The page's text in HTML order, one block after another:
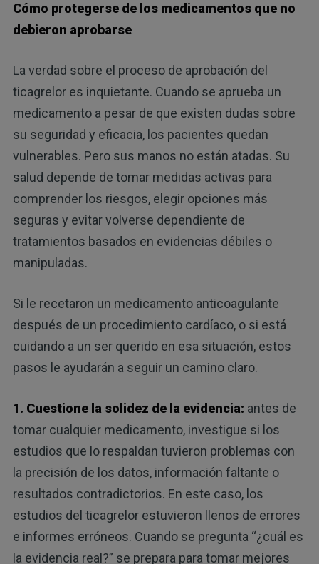
Cómo protegerse de los medicamentos que no
debieron aprobarse
La verdad sobre el proceso de aprobación del
ticagrelor es inquietante. Cuando se aprueba un
medicamento a pesar de que existen dudas sobre
su seguridad y eficacia, los pacientes quedan
vulnerables. Pero sus manos no están atadas. Su
salud depende de tomar medidas activas para
comprender los riesgos, elegir opciones más
seguras y evitar volverse dependiente de
tratamientos basados en evidencias débiles o
manipuladas.
Si le recetaron un medicamento anticoagulante
después de un procedimiento cardíaco, o si está
cuidando a un ser querido en esa situación, estos
pasos le ayudarán a seguir un camino claro.
1. Cuestione la solidez de la evidencia: antes de
tomar cualquier medicamento, investigue si los
estudios que lo respaldan tuvieron problemas con
la precisión de los datos, información faltante o
resultados contradictorios. En este caso, los
estudios del ticagrelor estuvieron llenos de errores
e informes erróneos. Cuando se pregunta “¿cuál es
la evidencia real?” se prepara para tomar mejores